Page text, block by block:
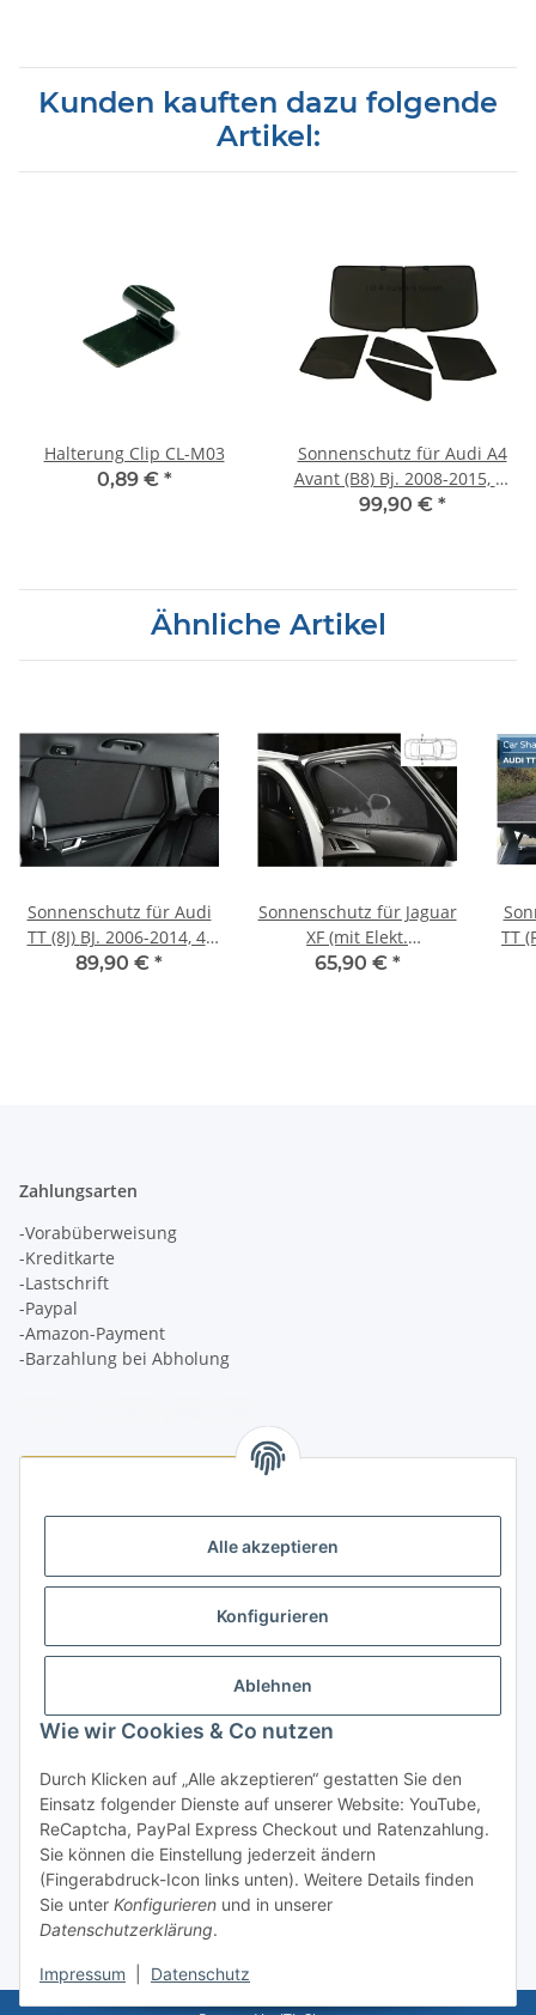
Alle akzeptieren
Konfigurieren
Ablehnen
Wie wir Cookies & Co nutzen
Durch Klicken auf „Alle akzeptieren“ gestatten Sie den
Einsatz folgender Dienste auf unserer Website: YouTube,
ReCaptcha, PayPal Express Checkout und Ratenzahlung.
Sie können die Einstellung jederzeit ändern
(Fingerabdruck-Icon links unten). Weitere Details finden
Sie unter Konfigurieren und in unserer
Datenschutzerklärung.
Impressum Datenschutz
Kunden kauften dazu folgende
Artikel:
Halterung Clip CL-M03
0,89 € *
Sonnenschutz für Audi A4
Avant (B8) Bj. 2008-2015, 6-
teilig
99,90 € *
Ähnliche Artikel
Sonnenschutz für Audi
TT (8J) BJ. 2006-2014, 4-
teilig, hinten +
89,90 € *
Sonnenschutz für Jaguar
XF (mit Elekt.
Sonnenblenden) 4-Türer
65,90 € *
TT (FV) BJ.
Zahlungsarten
-Vorabüberweisung
-Kreditkarte
-Lastschrift
-Paypal
-Amazon-Payment
-Barzahlung bei Abholung
Informationen
Rechtliches
Vertrag widerrufen
* Alle Preise inkl. gesetzlicher USt., zzgl.